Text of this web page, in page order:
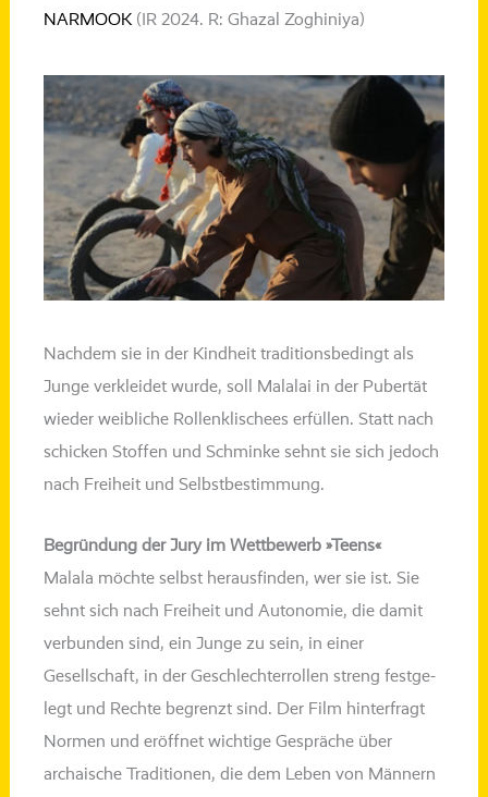
NARMOOK (IR 2024. R: Ghazal Zoghiniya)
Nachdem sie in der Kindheittra­di­ti­ons­be­dingt als
Junge ver­klei­det wur­de, soll
Malalai in der Pubertät
wie­der weib­li­che Rollenklischees erfül­len. Statt nach
schi­ckenStoffen und Schminke sehnt sie sich jedoch
nach Freiheit und Selbstbestimmung.
Begründung der Jury im Wettbewerb »Teens«
Malala möch­te selbst her­aus­fin­den, wer sie ist. Sie
sehnt sich nach Freiheit und Autonomie, die damit
ver­bun­den sind, ein Junge zu sein, in einer
Gesellschaft, in der Geschlechterrollen streng fest­ge­
legt und Rechte begrenzt sind. Der Film hin­ter­fragt
Normen und eröff­net wich­ti­ge Gespräche über
archai­sche Traditionen, die dem Leben von Männern